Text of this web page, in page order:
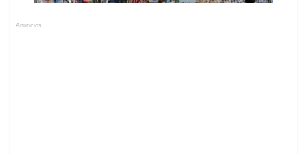
Anuncios.